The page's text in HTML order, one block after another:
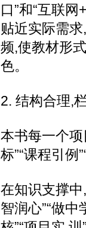
口”和“互联
贴近实际需
频,使教材形
色。
2. 结构合理,
本书每一个项
标”“课程引例
在知识支撑中,
智润心”“做中